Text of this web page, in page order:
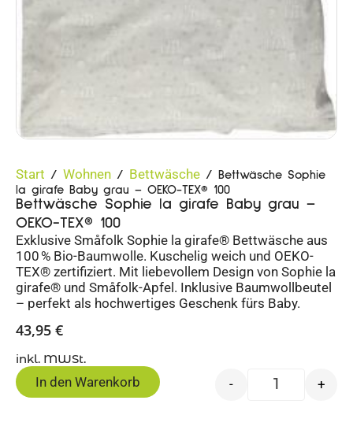
Start / Wohnen / Bettwäsche / Bettwäsche Sophie
la girafe Baby grau – OEKO-TEX® 100
Bettwäsche Sophie la girafe Baby grau –
OEKO-TEX® 100
Exklusive Småfolk Sophie la girafe® Bettwäsche aus
100 % Bio-Baumwolle. Kuschelig weich und OEKO-
TEX® zertifiziert. Mit liebevollem Design von Sophie la
girafe® und Småfolk-Apfel. Inklusive Baumwollbeutel
– perfekt als hochwertiges Geschenk fürs Baby.
43,95 €
inkl. MWSt.
- +
In den Warenkorb